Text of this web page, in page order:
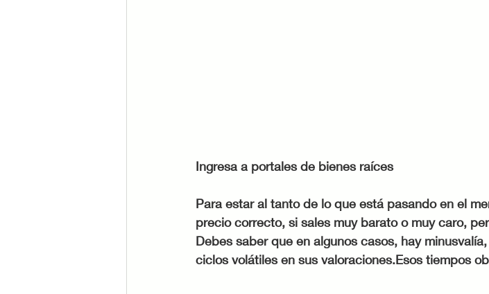
Ingresa a portales de bienes raíces
Para estar al tanto de lo que está pasando en el
precio correcto, si sales muy barato o muy caro,
Debes saber que en algunos casos, hay
ciclos volátiles en sus valoraciones.Esos tiempos